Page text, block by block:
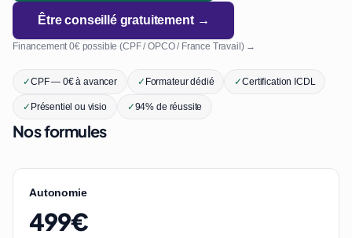
Être conseillé gratuitement →
Financement 0€ possible (CPF / OPCO / France Travail) →
✓CPF — 0€ à avancer ✓Formateur dédié ✓Certification ICDL
✓Présentiel ou visio ✓94% de réussite
Nos formules
Autonomie
499€